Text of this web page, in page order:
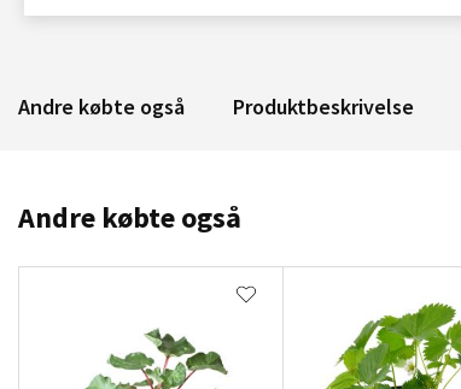
Andre købte også Produktbeskrivelse
Andre købte også